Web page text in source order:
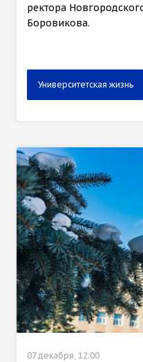
ректора
Боровикова.
Университетская жизнь
07 декабря, 12:00